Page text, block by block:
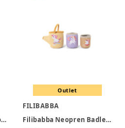
Swim Essentials Babypool 60 cm - Strawberry Fields
Outlet
FILIBABBA
Filibabba Neopren Badleksak - Unicorn-Koppar